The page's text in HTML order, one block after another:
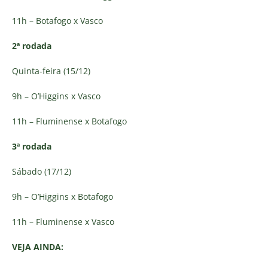
11h – Botafogo x Vasco
2ª rodada
Quinta-feira (15/12)
9h – O’Higgins x Vasco
11h – Fluminense x Botafogo
3ª rodada
Sábado (17/12)
9h – O’Higgins x Botafogo
11h – Fluminense x Vasco
VEJA AINDA: